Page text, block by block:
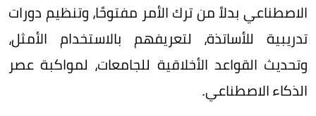
الاصطناعي بدلاً من ترك الأمر مفتوحًا، وتنظيم دورات
تدريبية للأساتذة، لتعريفهم بالاستخدام الأمثل،
وتحديث القواعد الأخلاقية للجامعات، لمواكبة عصر
الذكاء الاصطناعي.